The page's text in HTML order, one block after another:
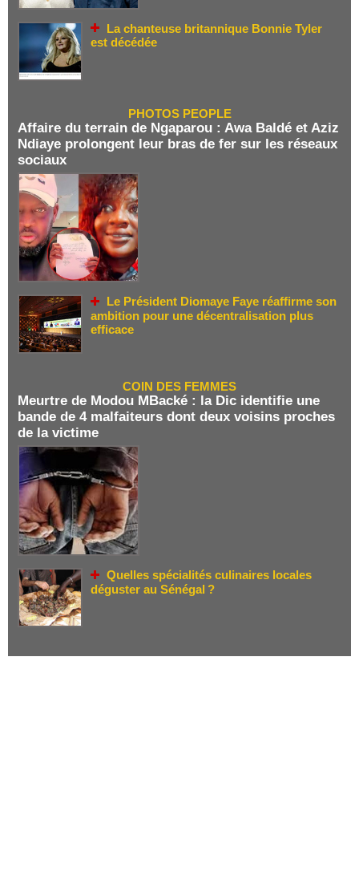
La chanteuse britannique Bonnie Tyler
est décédée
PHOTOS PEOPLE
Affaire du terrain de Ngaparou : Awa Baldé et Aziz
Ndiaye prolongent leur bras de fer sur les réseaux
sociaux
Le Président Diomaye Faye réaffirme son
ambition pour une décentralisation plus
efficace
COIN DES FEMMES
Meurtre de Modou MBacké : la Dic identifie une
bande de 4 malfaiteurs dont deux voisins proches
de la victime
Quelles spécialités culinaires locales
déguster au Sénégal ?